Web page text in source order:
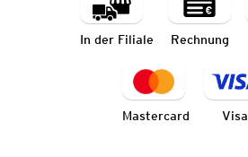
In der Filiale Rechnung
Mastercard Visa